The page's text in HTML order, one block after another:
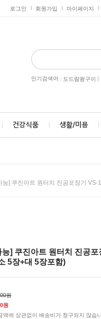
로그인 회원가입 마이페이지
인기검색어 : 도드람왕구이 |
건강식품 생활/미용
능] 쿠진아트 원터치 진공포장기
능] 쿠진아트 원터치 진공포
5장+대 5장포함)
원
원
액에 상관없이 배송비가 청구되지 않습